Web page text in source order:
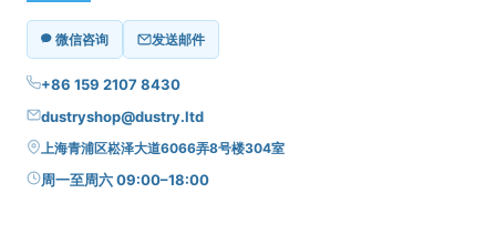
微信咨询 发送邮件
+86 159 2107 8430
dustryshop@dustry.ltd
上海青浦区崧泽大道6066弄8号楼304室
周一至周六 09:00–18:00